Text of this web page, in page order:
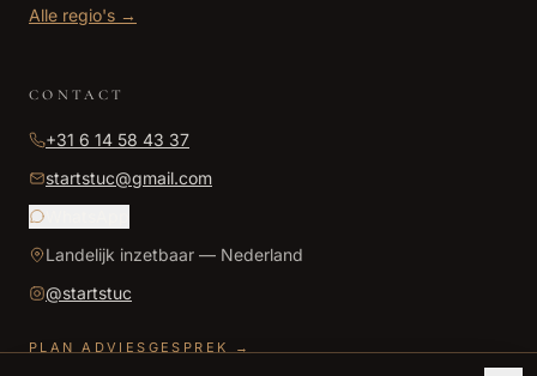
Alle regio's →
CONTACT
+31 6 14 58 43 37
startstuc@gmail.com
Landelijk inzetbaar — Nederland
@startstuc
PLAN ADVIESGESPREK →